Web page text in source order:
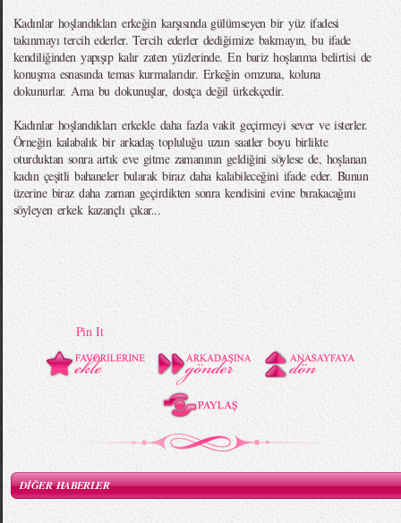
Kadınlar hoşlandıkları erkeğin karşısında gülümseyen bir yüz ifadesi
takınmayı tercih ederler. Tercih ederler dediğimize bakmayın, bu ifade
kendiliğinden yapışıp kalır zaten yüzlerinde. En bariz hoşlanma belirtisi de
konuşma esnasında temas kurmalarıdır. Erkeğin omzuna, koluna
dokunurlar. Ama bu dokunuşlar, dostça değil ürkekçedir.
Kadınlar hoşlandıkları erkekle daha fazla vakit geçirmeyi sever ve isterler.
Örneğin kalabalık bir arkadaş topluluğu uzun saatler boyu birlikte
oturduktan sonra artık eve gitme zamanının geldiğini söylese de, hoşlanan
kadın çeşitli bahaneler bularak biraz daha kalabileceğini ifade eder. Bunun
üzerine biraz daha zaman geçirdikten sonra kendisini evine bırakacağını
söyleyen erkek kazançlı çıkar...
Pin It
DİĞER HABERLER